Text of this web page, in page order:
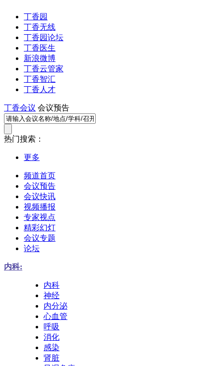
丁香园
丁香无线
丁香园论坛
丁香医生
新浪微博
丁香云管家
丁香智汇
丁香人才
丁香会议 会议预告
热门搜索：
更多
频道首页
会议预告
会议快讯
视频播报
专家视点
精彩幻灯
会议专题
论坛
内科:
内科
神经
内分泌
心血管
呼吸
消化
感染
肾脏